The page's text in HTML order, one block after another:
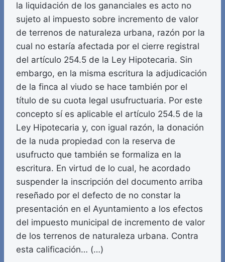
la liquidación de los gananciales es acto no
sujeto al impuesto sobre incremento de valor
de terrenos de naturaleza urbana, razón por la
cual no estaría afectada por el cierre registral
del artículo 254.5 de la Ley Hipotecaria. Sin
embargo, en la misma escritura la adjudicación
de la finca al viudo se hace también por el
título de su cuota legal usufructuaria. Por este
concepto sí es aplicable el artículo 254.5 de la
Ley Hipotecaria y, con igual razón, la donación
de la nuda propiedad con la reserva de
usufructo que también se formaliza en la
escritura. En virtud de lo cual, he acordado
suspender la inscripción del documento arriba
reseñado por el defecto de no constar la
presentación en el Ayuntamiento a los efectos
del impuesto municipal de incremento de valor
de los terrenos de naturaleza urbana. Contra
esta calificación… (…)